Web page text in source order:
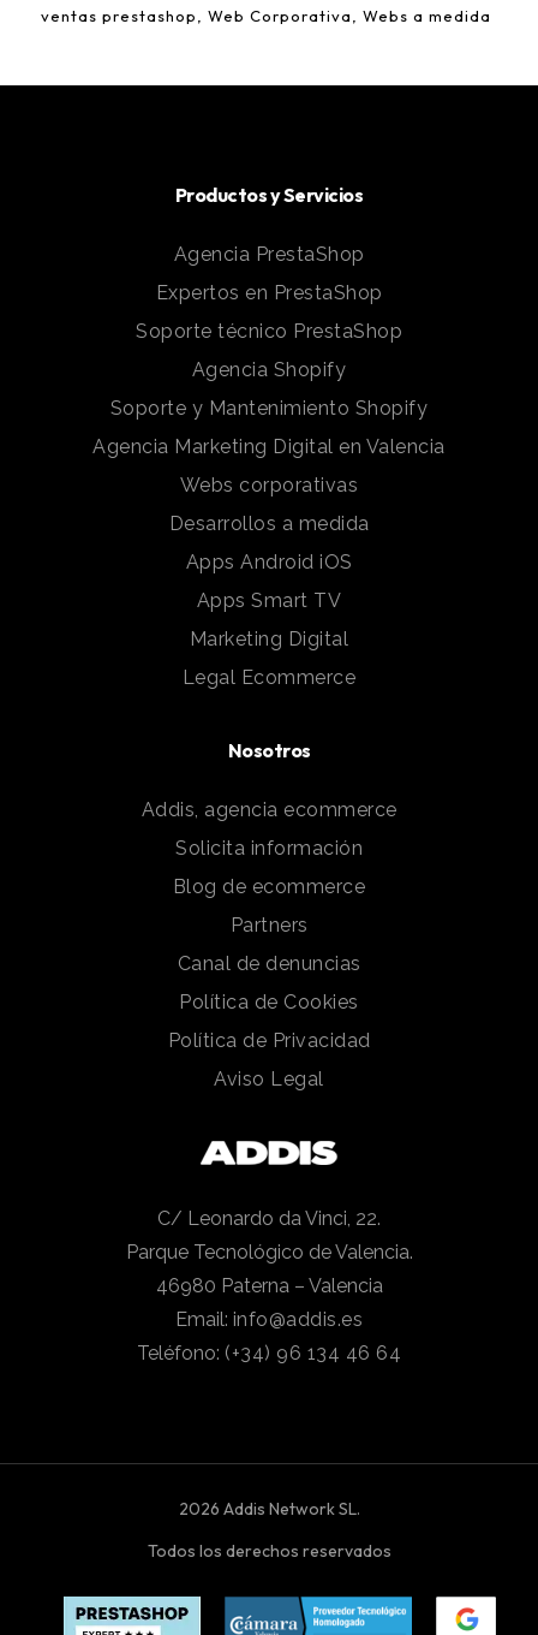
ventas prestashop
Web Corporativa Webs a medida
Productos y Servicios
Agencia PrestaShop
Expertos en PrestaShop
Soporte técnico PrestaShop
Agencia Shopify
Soporte y Mantenimiento Shopify
Agencia Marketing Digital en Valencia
Webs corporativas
Desarrollos a medida
Apps Android iOS
Apps Smart TV
Marketing Digital
Legal Ecommerce
Nosotros
Addis, agencia ecommerce
Solicita información
Blog de ecommerce
Partners
Canal de denuncias
Política de Cookies
Política de Privacidad
Aviso Legal
C/ Leonardo da Vinci, 22.
Parque Tecnológico de Valencia.
46980 Paterna – Valencia
Email: info@addis.es
Teléfono: (+34) 96 134 46 64
2026 Addis Network SL.
Todos los derechos reservados